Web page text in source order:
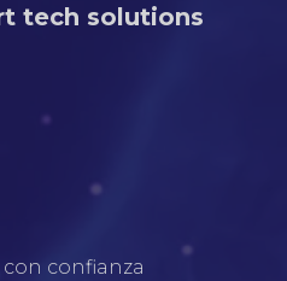
tech solutions
confianza